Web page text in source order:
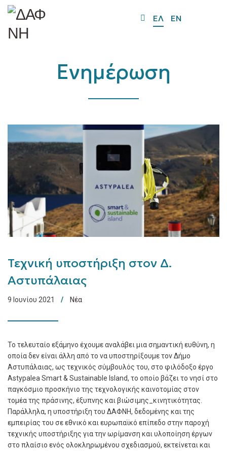
ΕΛ EN
Ενημέρωση
Τεχνική υποστήριξη στον Δ.
Αστυπάλαιας
9 Ιουνίου 2021 Νέα
Το τελευταίο εξάμηνο έχουμε αναλάβει μια σημαντική ευθύνη, η
οποία δεν είναι άλλη από το να υποστηρίξουμε τον Δήμο
Αστυπάλαιας, ως τεχνικός σύμβουλός του, στο φιλόδοξο έργο
Astypalea Smart & Sustainable Island, το οποίο βάζει το νησί στο
παγκόσμιο προσκήνιο της τεχνολογικής καινοτομίας στον
τομέα της πράσινης, έξυπνης και βιώσιμης_κινητικότητας.
Παράλληλα, η υποστήριξη του ΔΑΦΝΗ, δεδομένης και της
εμπειρίας του σε εθνικό και ευρωπαϊκό επίπεδο στην παροχή
τεχνικής υποστήριξης για την ωρίμανση και υλοποίηση έργων
στο πλαίσιο ενός ολοκληρωμένου σχεδιασμού, εκτείνεται και